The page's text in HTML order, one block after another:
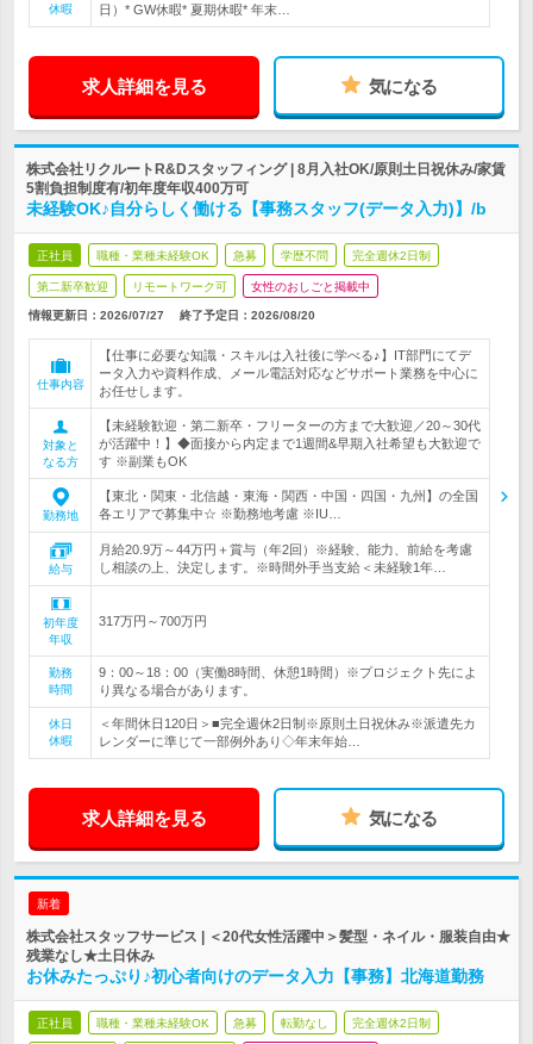
休暇
日）* GW休暇* 夏期休暇* 年末…
求人詳細を見る 気になる
株式会社リクルートR&Dスタッフィング | 8月入社OK/原則土日祝休み/家賃
5割負担制度有/初年度年収400万可
未経験OK♪自分らしく働ける【事務スタッフ(データ入力)】/b
正社員 職種・業種未経験OK 急募 学歴不問 完全週休2日制
第二新卒歓迎 リモートワーク可 女性のおしごと掲載中
情報更新日：2026/07/27 終了予定日： 2026/08/20
仕事内容
【仕事に必要な知識・スキルは入社後に学べる♪】IT部門にてデ
ータ入力や資料作成、メール電話対応などサポート業務を中心に
お任せします。
対象と
なる方
【未経験歓迎・第二新卒・フリーターの方まで大歓迎／20～30代
が活躍中！】◆面接から内定まで1週間&早期入社希望も大歓迎で
す ※副業もOK
勤務地
【東北・関東・北信越・東海・関西・中国・四国・九州】の全国
各エリアで募集中☆ ※勤務地考慮 ※IU…
給与
月給20.9万～44万円＋賞与（年2回）※経験、能力、前給を考慮
し相談の上、決定します。※時間外手当支給＜未経験1年…
初年度
年収
317万円～700万円
勤務
時間
9：00～18：00（実働8時間、休憩1時間）※プロジェクト先によ
り異なる場合があります。
休日
休暇
＜年間休日120日＞■完全週休2日制※原則土日祝休み※派遣先カ
レンダーに準じて一部例外あり◇年末年始…
求人詳細を見る 気になる
新着
株式会社スタッフサービス | ＜20代女性活躍中＞髪型・ネイル・服装自由★
残業なし★土日休み
お休みたっぷり♪初心者向けのデータ入力【事務】北海道勤務
正社員 職種・業種未経験OK 急募 転勤なし 完全週休2日制